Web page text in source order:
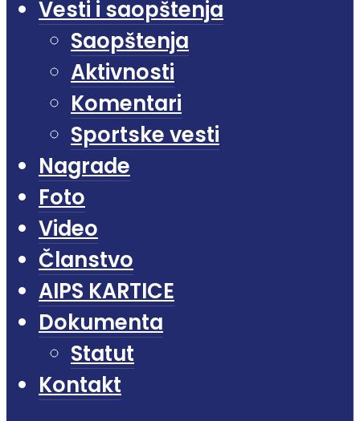
Vesti i saopštenja
Saopštenja
Aktivnosti
Komentari
Sportske vesti
Nagrade
Foto
Video
Članstvo
AIPS KARTICE
Dokumenta
Statut
Kontakt